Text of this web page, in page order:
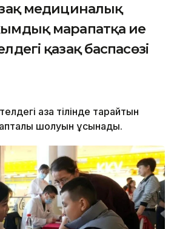
медициналық
марапатқа ие
қазақ баспасөзі
қазақ тілінде тарайтын
апталық шолуын ұсынады.